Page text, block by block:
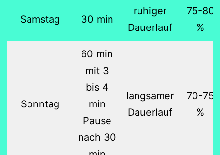
Samstag 30 min
ruhiger
Dauerlauf
75-80
%
Sonntag
60 min
mit 3
bis 4
min
Pause
nach 30
langsamer
Dauerlauf
70-75
%